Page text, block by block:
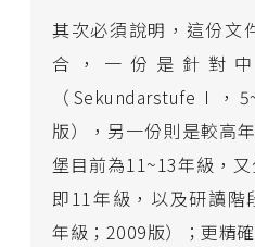
其次必須說明，這份文
合，一份是針對
（Sekundarstufe I ，
版），另一份則是較高
堡目前為11~13年級，
即11年級，以及研讀階
年級；2009版）；更精